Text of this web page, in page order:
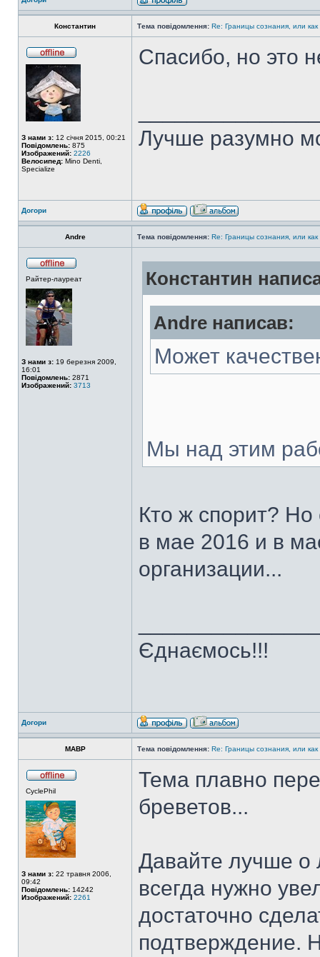
Константин Тема повідомлення: Re: Границы сознания, или как
З нами з: 12 січня 2015, 00:21
Повідомлень: 875
Изображений: 2226
Велосипед: Mino Denti,
Specialize
Спасибо, но это
Лучше разумно
Догори
Andre Тема повідомлення: Re: Границы сознания, или как
Райтер-лауреат
З нами з: 19 березня 2009,
16:01
Повідомлень: 2871
Изображений: 3713
Константин
Andre написав:
Может
Мы над этим
Кто ж спорит? Но
в мае 2016 и в
организации...
Єднаємось!!!
Догори
MABP Тема повідомлення: Re: Границы сознания, или как
CyclePhil
З нами з: 22 травня 2006,
09:42
Повідомлень: 14242
Изображений: 2261
Тема плавно
бреветов...
Давайте лучше о
всегда нужно
достаточно
подтверждение.